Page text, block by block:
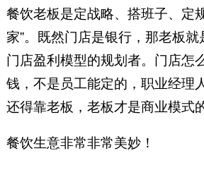
餐饮老板是定战略、搭班子、定
家”。既然门店是银行，那老板就
门店盈利模型的规划者。 门店怎
钱，不是员工能定的，职业经理
还得靠老板，老板才是商业模式
餐饮生意非常非常美妙！